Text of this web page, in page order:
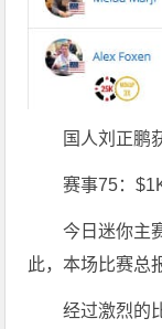
国人刘正鹏
赛事75：
今日迷你主
此，本场比赛总
经过激烈的